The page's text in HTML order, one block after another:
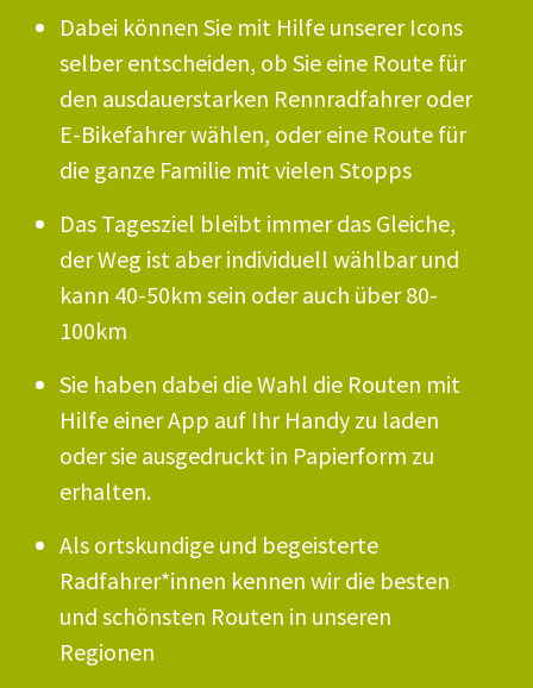
Dabei können Sie mit Hilfe unserer Icons
selber entscheiden, ob Sie eine Route für
den ausdauerstarken Rennradfahrer oder
E-Bikefahrer wählen, oder eine Route für
die ganze Familie mit vielen Stopps
Das Tagesziel bleibt immer das Gleiche,
der Weg ist aber individuell wählbar und
kann 40-50km sein oder auch über 80-
100km
Sie haben dabei die Wahl die Routen mit
Hilfe einer App auf Ihr Handy zu laden
oder sie ausgedruckt in Papierform zu
erhalten.
Als ortskundige und begeisterte
Radfahrer*innen kennen wir die besten
und schönsten Routen in unseren
Regionen